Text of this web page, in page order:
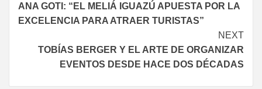
ANA GOTI: “EL MELIÁ IGUAZÚ APUESTA POR LA
EXCELENCIA PARA ATRAER TURISTAS”
NEXT
TOBÍAS BERGER Y EL ARTE DE ORGANIZAR
EVENTOS DESDE HACE DOS DÉCADAS